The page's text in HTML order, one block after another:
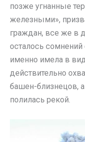
позже угнанные
железными»,
граждан, все же в
осталось сомнений
именно имела в
действительно
башен-близнецов,
полилась рекой.